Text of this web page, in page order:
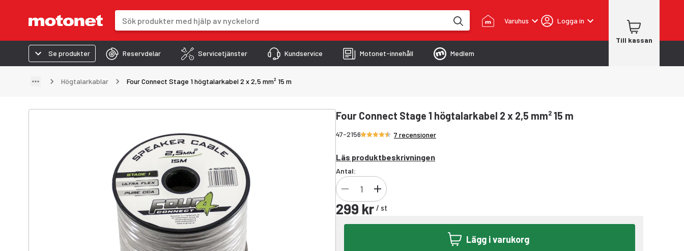
Varuhus Logga in
Till kassan
Se produkter
Reservdelar Servicetjänster Kundservice Motonet-innehåll Medlem
Högtalarkablar Four Connect Stage 1 högtalarkabel 2 x 2,5 mm² 15 m
Four Connect Stage 1 högtalarkabel 2 x 2,5 mm² 15 m
47-2156Betyg 4.7/5 stjärnor
7 recensioner
Läs produktbeskrivningen
Antal:
299 kr / st
Lägg i varukorg